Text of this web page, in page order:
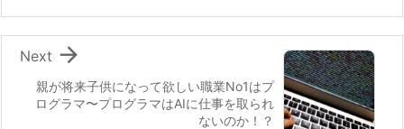
親が将来子供になって欲しい職業No1はプ
ログラマ〜プログラマはAIに仕事を取られ
ないのか！？

Next